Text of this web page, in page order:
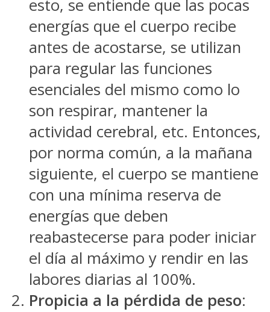
esto, se entiende que las pocas
energías que el cuerpo recibe
antes de acostarse, se utilizan
para regular las funciones
esenciales del mismo como lo
son respirar, mantener la
actividad cerebral, etc. Entonces,
por norma común, a la mañana
siguiente, el cuerpo se mantiene
con una mínima reserva de
energías que deben
reabastecerse para poder iniciar
el día al máximo y rendir en las
labores diarias al 100%.
Propicia a la pérdida de peso: